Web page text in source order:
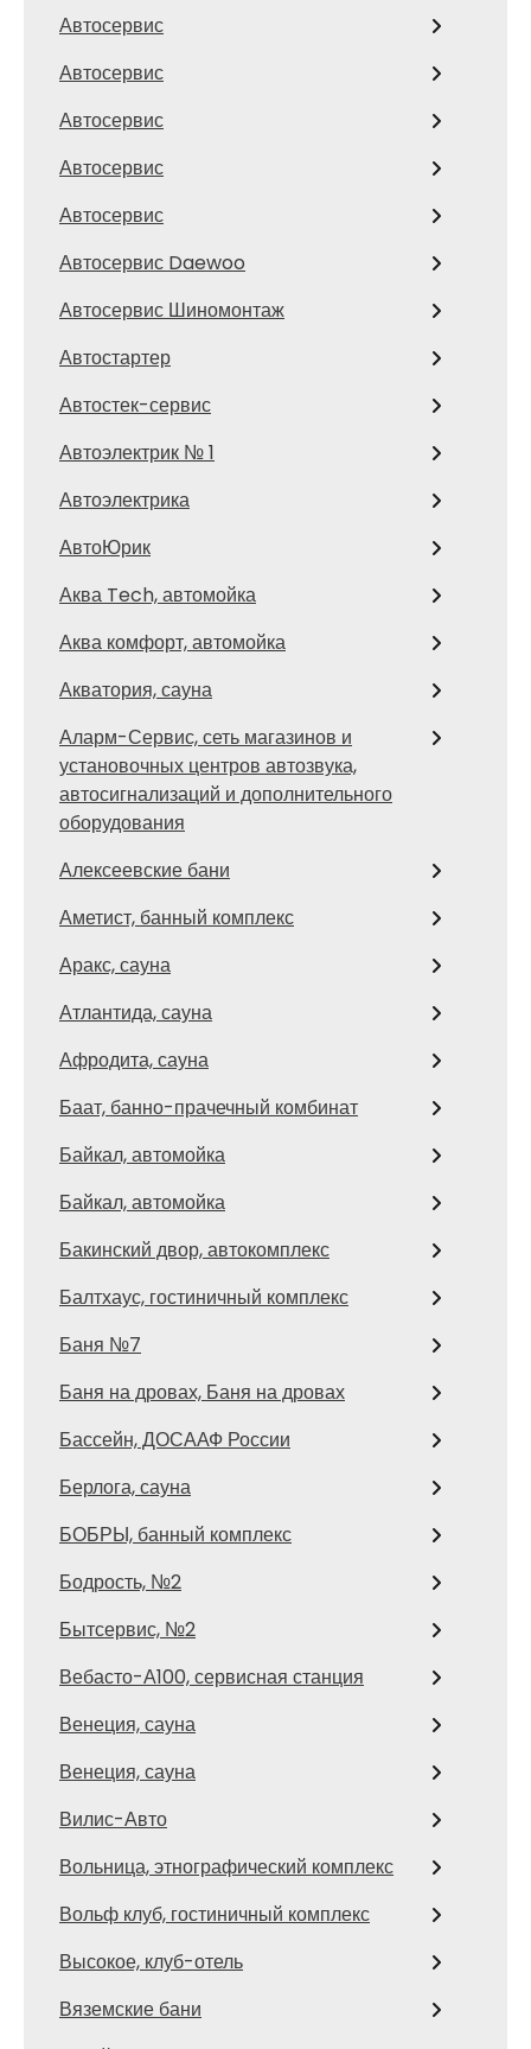
Автосервис
Автосервис
Автосервис
Автосервис
Автосервис
Автосервис Daewoo
Автосервис Шиномонтаж
Автостартер
Автостек-сервис
Автоэлектрик № 1
Автоэлектрика
АвтоЮрик
Аква Tech, автомойка
Аква комфорт, автомойка
Акватория, сауна
Аларм-Сервис, сеть магазинов и
установочных центров автозвука,
автосигнализаций и дополнительного
оборудования
Алексеевские бани
Аметист, банный комплекс
Аракс, сауна
Атлантида, сауна
Афродита, сауна
Баат, банно-прачечный комбинат
Байкал, автомойка
Байкал, автомойка
Бакинский двор, автокомплекс
Балтхаус, гостиничный комплекс
Баня №7
Баня на дровах, Баня на дровах
Бассейн, ДОСААФ России
Берлога, сауна
БОБРЫ, банный комплекс
Бодрость, №2
Бытсервис, №2
Вебасто-А100, сервисная станция
Венеция, сауна
Венеция, сауна
Вилис-Авто
Вольница, этнографический комплекс
Вольф клуб, гостиничный комплекс
Высокое, клуб-отель
Вяземские бани